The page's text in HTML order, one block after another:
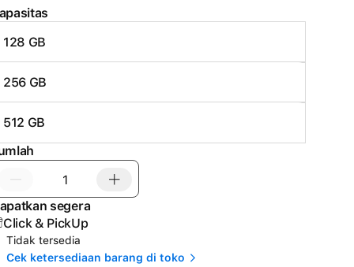
128 GB
256 GB
512 GB
segera
Click & PickUp
Tidak tersedia
Cek ketersediaan barang di toko